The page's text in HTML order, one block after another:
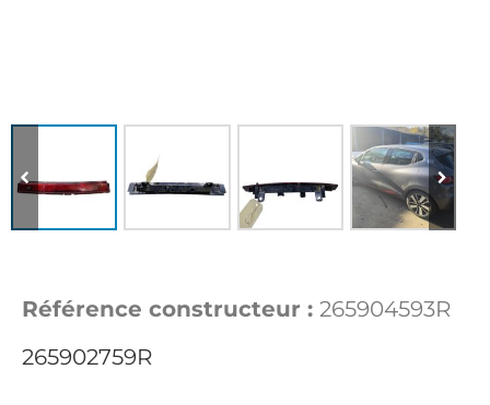
Référence constructeur : 265904593R
265902759R